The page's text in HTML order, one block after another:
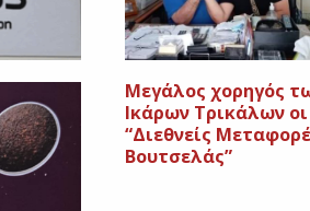
Μεγάλος χορηγός
Ικάρων Τρικάλων οι
“Διεθνείς
Βουτσελάς”